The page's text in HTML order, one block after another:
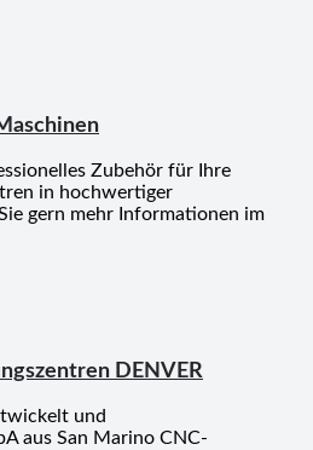
Zubehör für Ihre
in hochwertiger
gern mehr Informationen im
DENVER
und
aus San Marino CNC-